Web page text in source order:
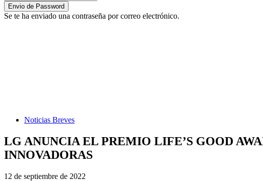
Se te ha enviado una contraseña por correo electrónico.
Noticias Breves
LG ANUNCIA EL PREMIO LIFE’S GOOD
INNOVADORAS
12 de septiembre de 2022